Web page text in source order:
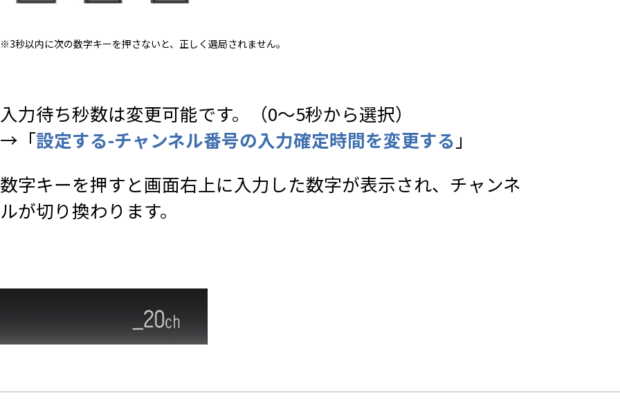
※3秒以内に次の数字キーを押さないと、正しく選局されません。
入力待ち秒数は変更可能です。（0～5秒から選択）
→「設定する-チャンネル番号の入力確定時間を変更する 」
数字キーを押すと画面右上に入力した数字が表示され、チャンネ
ルが切り換わります。